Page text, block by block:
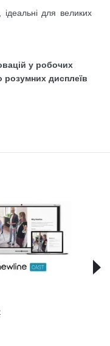
ідеальні для великих
у робочих
розумних дисплеїв